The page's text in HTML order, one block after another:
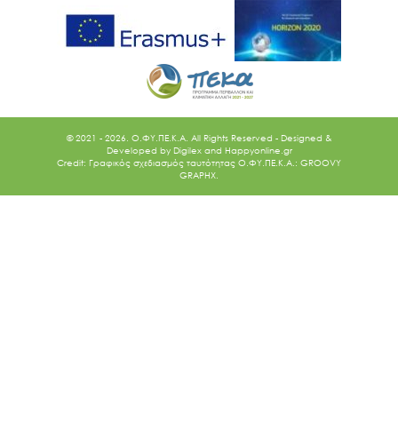
© 2021 - 2026. O.ΦΥ.ΠΕ.Κ.Α. All Rights Reserved - Designed &
Developed by Digilex and Happyonline.gr
Credit: Γραφικός σχεδιασμός ταυτότητας Ο.ΦΥ.ΠΕ.Κ.Α.: GROOVY
GRAPHX.